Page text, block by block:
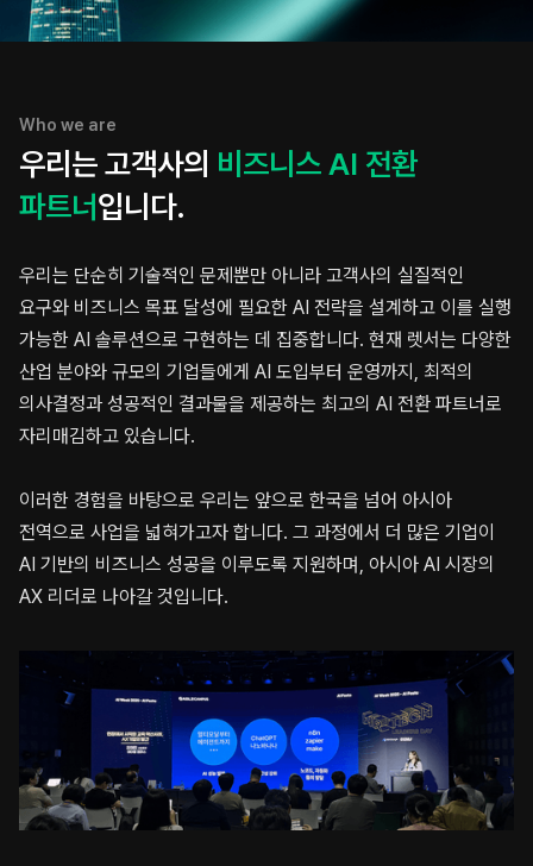
Who we are
우리는 고객사의 비즈니스 AI 전환
파트너입니다.
우리는 단순히 기술적인 문제뿐만 아니라 고객사의 실질적인
요구와 비즈니스 목표 달성에 필요한 AI 전략을 설계하고 이를 실행
가능한 AI 솔루션으로 구현하는 데 집중합니다. 현재 렛서는 다양한
산업 분야와 규모의 기업들에게 AI 도입부터 운영까지, 최적의
의사결정과 성공적인 결과물을 제공하는 최고의 AI 전환 파트너로
자리매김하고 있습니다.
이러한 경험을 바탕으로 우리는 앞으로 한국을 넘어 아시아
전역으로 사업을 넓혀가고자 합니다. 그 과정에서 더 많은 기업이
AI 기반의 비즈니스 성공을 이루도록 지원하며, 아시아 AI 시장의
AX 리더로 나아갈 것입니다.